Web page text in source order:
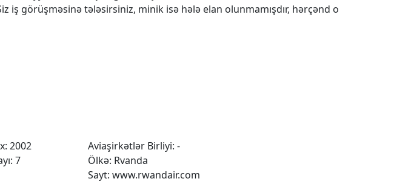
görüşməsinə tələsirsiniz, minik isə hələ elan olunmamışdır, hərçənd o
2002
7
Aviaşirkətlər Birliyi: -
Ölkə: Rvanda
Sayt: www.rwandair.com